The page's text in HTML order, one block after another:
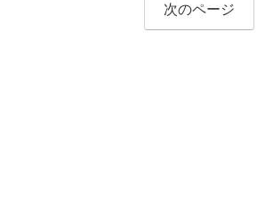
次のページ